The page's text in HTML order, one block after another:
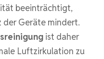
beeinträchtigt,
der Geräte mindert.
ist daher
Luftzirkulation zu